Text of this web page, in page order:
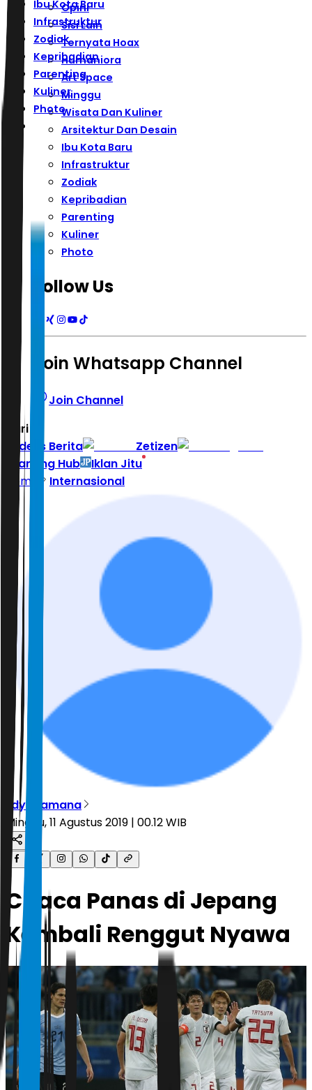
Ibu Kota Baru
Infrastruktur
Zodiak
Kepribadian
Parenting
Kuliner
Photo
Opini
Sisi Lain
Ternyata Hoax
Humaniora
Art Space
Minggu
Wisata Dan Kuliner
Arsitektur Dan Desain
Ibu Kota Baru
Infrastruktur
Zodiak
Kepribadian
Parenting
Kuliner
Photo
Follow Us
Join Whatsapp Channel
Join Channel
Hari ini
Indeks Berita
Zetizen
Learning Hub
Iklan Jitu
Home
Internasional
Edy Pramana
Minggu, 11 Agustus 2019 | 00.12 WIB
Cuaca Panas di Jepang
Kembali Renggut Nyawa